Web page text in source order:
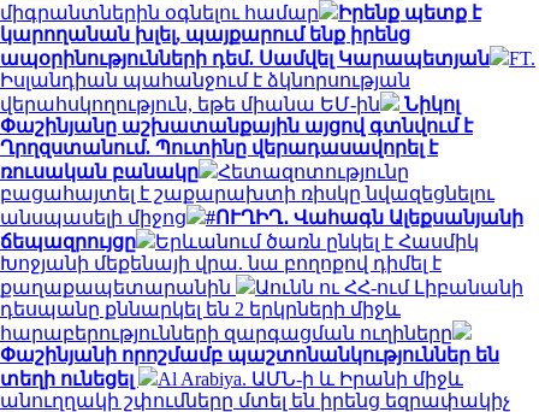
միգրանտներին օգնելու համար
Իրենք պետք է
կարողանան խլել, պայքարում ենք իրենց
ապօրինությունների դեմ. Սամվել Կարապետյան
FT.
Իսլանդիան պահանջում է ձկնորսության
վերահսկողություն, եթե միանա ԵՄ-ին
Նիկոլ
Փաշինյանը աշխատանքային այցով գտնվում է
Ղրղզստանում. Պուտինը վերադասավորել է
ռուսական բանակը
Հետազոտությունը
բացահայտել է շաքարախտի ռիսկը նվազեցնելու
անսպասելի միջոց
#ՈՒՂԻՂ․ Վահագն Ալեքսանյանի
ճեպազրույցը
Երևանում ծառն ընկել է Հասմիկ
Խոջյանի մեքենայի վրա. նա բողոքով դիմել է
քաղաքապետարանին
Աունն ու ՀՀ-ում Լիբանանի
դեսպանը քննարկել են 2 երկրների միջև
հարաբերությունների զարգացման ուղիները
Փաշինյանի որոշմամբ պաշտոնանկություններ են
տեղի ունեցել
Al Arabiya. ԱՄՆ-ի և Իրանի միջև
անուղղակի շփումները մտել են իրենց եզրափակիչ